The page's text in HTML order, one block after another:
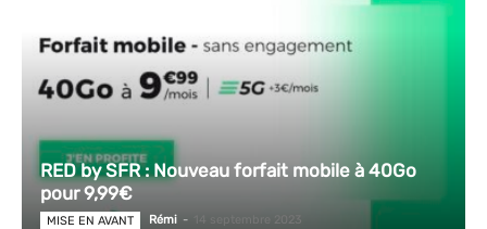
RED by SFR : Nouveau forfait mobile à 40Go
pour 9,99€
MISE EN AVANT Rémi - 14 septembre 2023